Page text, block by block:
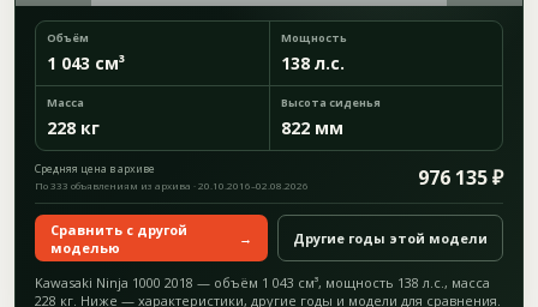
Объём
1 043 см³
Мощность
138 л.с.
Масса
228 кг
Высота сиденья
822 мм
Средняя цена в архиве 976 135 ₽
По 333 объявлениям из архива · 20.10.2016–02.08.2026
Сравнить с другой
моделью
→ Другие годы этой модели
Kawasaki Ninja 1000 2018 — объём 1 043 см³, мощность 138 л.с., масса
228 кг. Ниже — характеристики, другие годы и модели для сравнения.